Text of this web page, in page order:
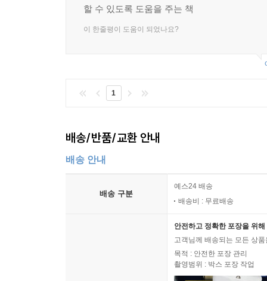
할 수 있도록 도움을 주는 책
이 한줄평이 도움이 되었나요?
1
배송/반품/교환 안내
배송 안내
배송 구분
예스24 배송
배송비 : 무료배송
안전하고 정확한 포장을 위
고객님께 배송되는 모든 상
목적 : 안전한 포장 관리
촬영범위 : 박스 포장 작업